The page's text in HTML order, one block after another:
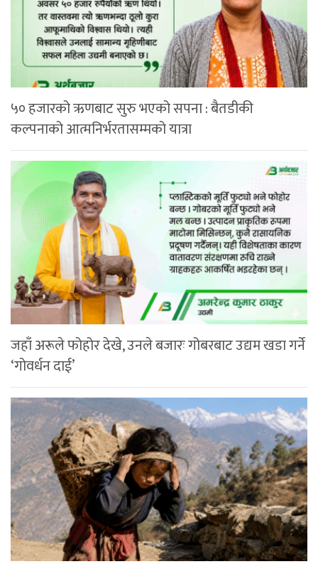
५० हजारको ऋणबाट सुरु भएको सपना : बैतडीकी
कल्पनाको आत्मनिर्भरतासम्मको यात्रा
जहाँ अरूले फोहोर देखे, उनले बजारः गोबरबाट उद्यम खडा गर्ने
‘गोवर्धन दाई’